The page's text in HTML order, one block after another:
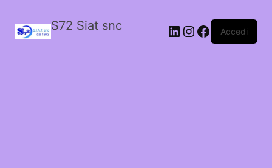
S72 Siat snc LinkedIn
Instagram
Facebook
Accedi